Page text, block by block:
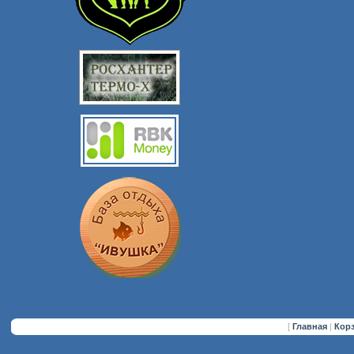
[ Главная |